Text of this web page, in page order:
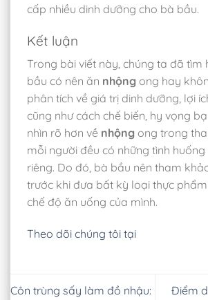
cấp nhiều dinh dưỡng cho bà bầu.
Kết luận
Trong bài viết này, chúng ta đã tìm
bầu có nên ăn nhộng ong hay
phân tích về giá trị dinh dưỡng, lợi
cũng như cách chế biến, hy vọng
nhìn rõ hơn về nhộng ong trong
mỗi người đều có những tình huống
riêng. Do đó, bà bầu nên tham
trước khi đưa bất kỳ loại thực
chế độ ăn uống của mình.
Theo dõi chúng tôi tại
Côn trùng sấy làm đồ nhậu:
Điểm